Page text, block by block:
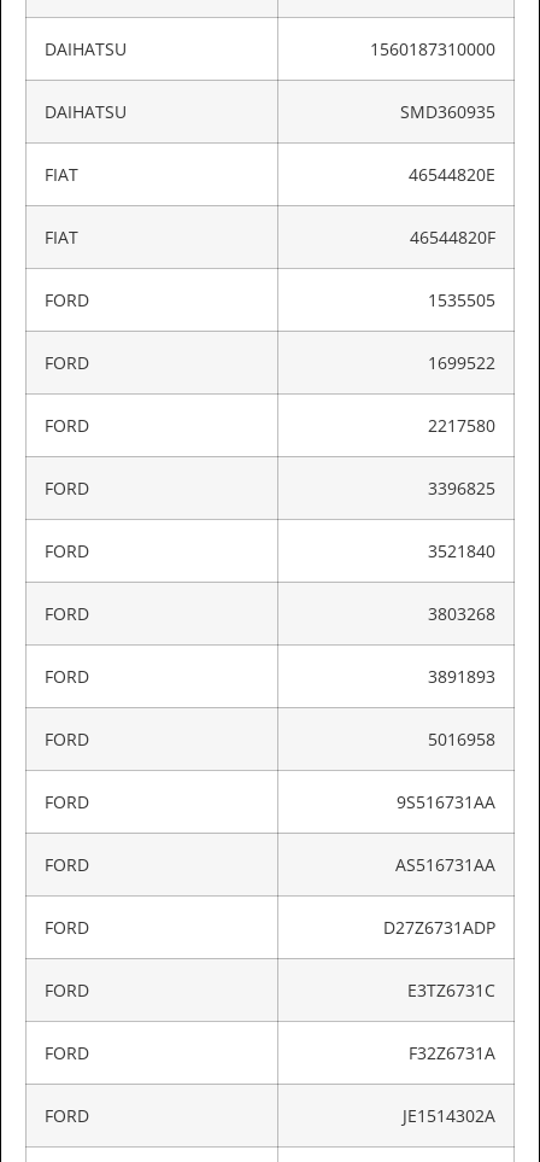
DAIHATSU 1560187310000
DAIHATSU SMD360935
FIAT 46544820E
FIAT 46544820F
FORD 1535505
FORD 1699522
FORD 2217580
FORD 3396825
FORD 3521840
FORD 3803268
FORD 3891893
FORD 5016958
FORD 9S516731AA
FORD AS516731AA
FORD D27Z6731ADP
FORD E3TZ6731C
FORD F32Z6731A
FORD JE1514302A